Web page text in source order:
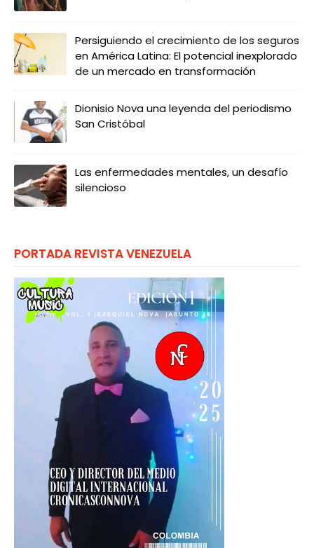
Persiguiendo el crecimiento de los seguros
en América Latina: El potencial inexplorado
de un mercado en transformación
Dionisio Nova una leyenda del periodismo
San Cristóbal
Las enfermedades mentales, un desafío
silencioso
PORTADA REVISTA VENEZUELA